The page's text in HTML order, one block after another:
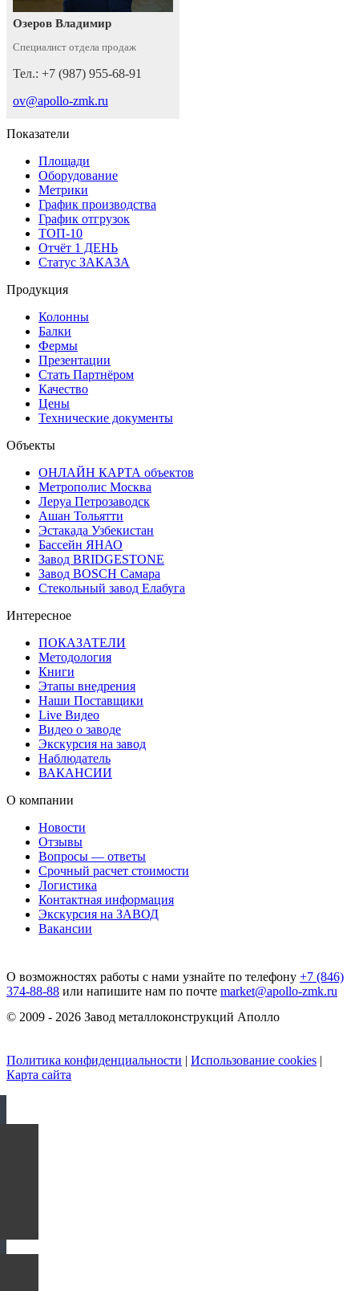
Озеров Владимир
Специалист отдела продаж
Тел.: +7 (987) 955-68-91
ov@apollo-zmk.ru
Показатели
Площади
Оборудование
Метрики
График производства
График отгрузок
ТОП-10
Отчёт 1 ДЕНЬ
Статус ЗАКАЗА
Продукция
Колонны
Балки
Фермы
Презентации
Стать Партнёром
Качество
Цены
Технические документы
Объекты
ОНЛАЙН КАРТА объектов
Метрополис Москва
Леруа Петрозаводск
Ашан Тольятти
Эстакада Узбекистан
Бассейн ЯНАО
Завод BRIDGESTONE
Завод BOSCH Самара
Стекольный завод Елабуга
Интересное
ПОКАЗАТЕЛИ
Методология
Книги
Этапы внедрения
Наши Поставщики
Live Видео
Видео о заводе
Экскурсия на завод
Наблюдатель
ВАКАНСИИ
О компании
Новости
Отзывы
Вопросы — ответы
Срочный расчет стоимости
Логистика
Контактная информация
Экскурсия на ЗАВОД
Вакансии
О возможностях работы с нами узнайте по телефону +7 (846)
374-88-88 или напишите нам по почте market@apollo-zmk.ru
© 2009 - 2026 Завод металлоконструкций Аполло
Политика конфиденциальности | Использование cookies |
Карта сайта